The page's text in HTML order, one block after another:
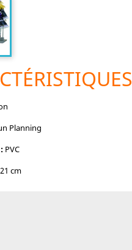
Planning
PVC
21 cm